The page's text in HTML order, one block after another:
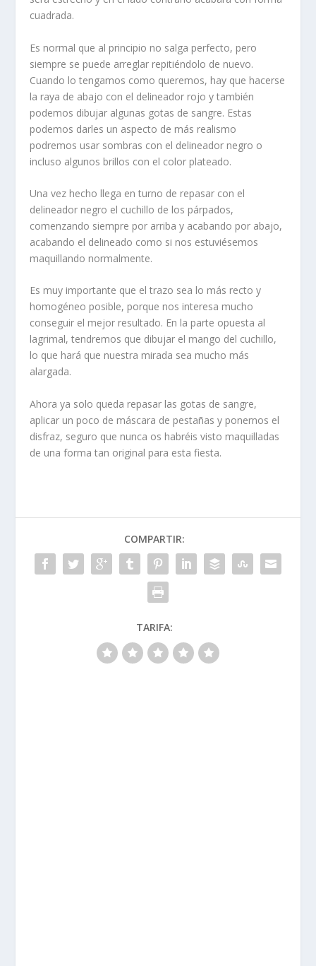
cuadrada.
Es normal que al principio no salga perfecto, pero
siempre se puede arreglar repitiéndolo de nuevo.
Cuando lo tengamos como queremos, hay que hacerse
la raya de abajo con el delineador rojo y también
podemos dibujar algunas gotas de sangre. Estas
podemos darles un aspecto de más realismo
podremos usar sombras con el delineador negro o
incluso algunos brillos con el color plateado.
Una vez hecho llega en turno de repasar con el
delineador negro el cuchillo de los párpados,
comenzando siempre por arriba y acabando por abajo,
acabando el delineado como si nos estuviésemos
maquillando normalmente.
Es muy importante que el trazo sea lo más recto y
homogéneo posible, porque nos interesa mucho
conseguir el mejor resultado. En la parte opuesta al
lagrimal, tendremos que dibujar el mango del cuchillo,
lo que hará que nuestra mirada sea mucho más
alargada.
Ahora ya solo queda repasar las gotas de sangre,
aplicar un poco de máscara de pestañas y ponernos el
disfraz, seguro que nunca os habréis visto maquilladas
de una forma tan original para esta fiesta.
COMPARTIR:
TARIFA: